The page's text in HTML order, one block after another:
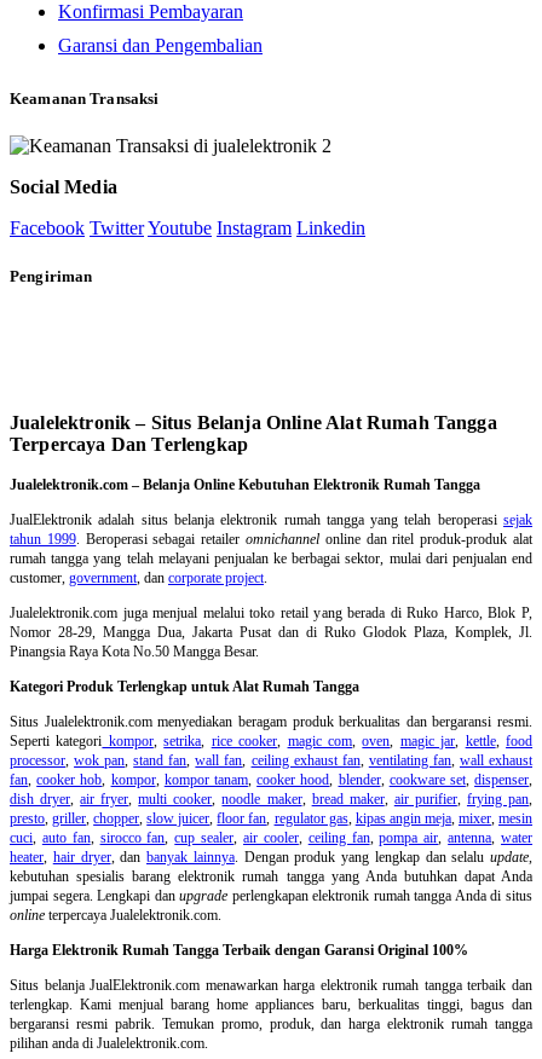
Konfirmasi Pembayaran
Garansi dan Pengembalian
Keamanan Transaksi
Social Media
Facebook TwitterYoutube Instagram Linkedin
Pengiriman
Jualelektronik – Situs Belanja Online Alat Rumah Tangga
Terpercaya Dan Terlengkap
Jualelektronik.com – Belanja Online Kebutuhan Elektronik Rumah Tangga
JualElektronik adalah situs belanja elektronik rumah tanggayang telah beroperasisejak
tahun 1999. Beroperasi sebagai retaileromnichannel online dan ritel produk-produk alat
rumah tangga yang telah melayani penjualan ke berbagai sektor, mulai dari penjualan end
customer, government , dan corporate project
Jualelektronik.com juga menjual melalui toko retail yang berada di Ruko Harco, Blok P,
Nomor 28-29, Mangga Dua, Jakarta Pusat dan di Ruko Glodok Plaza, Komplek, Jl.
Pinangsia Raya Kota No.50 Mangga Besar.
Kategori Produk Terlengkap untuk Alat Rumah Tangga
Situs Jualelektronik.com menyediakan beragam produk berkualitas dan bergaransi resmi.
Seperti kategori kompor,setrika rice cooker magic com,oven magic jar kettle,food
processor ,wok pan ,stand fan ,wall fan ceiling exhaust fan, ventilating fan, wall exhaust
fan ,cooker hob kompor, kompor tanam,cooker hood blender, cookware set,dispenser
dish dryer ,air fryer ,multi cooker ,noodle maker, bread maker, air purifier, frying pan
presto ,griller ,chopper ,slow juicer ,floor fan regulator gas, kipas angin meja, mixer,mesin
cuci auto fan, sirocco fan ,cup sealer ,air cooler, ceiling fan,pompa air ,antenna ,water
heater hair dryer, dan banyak lainnya. Dengan produk yang lengkap dan selalu update
kebutuhan spesialis barang elektronik rumah tangga yang Anda butuhkan dapat Anda
jumpai segera. Lengkapi danupgrade perlengkapan elektronik rumah tangga Anda di situs
online terpercaya Jualelektronik.com.
Harga Elektronik Rumah Tangga Terbaik dengan Garansi Original 100%
Situs belanjaJualElektronik.com menawarkan harga elektronik rumah tangga terbaik dan
terlengkap. Kami menjual barang home appliances baru, berkualitas tinggi, bagus dan
bergaransi resmi pabrik. Temukan promo, produk, dan harga elektronik rumah tangga
pilihan anda di Jualelektronik.com.